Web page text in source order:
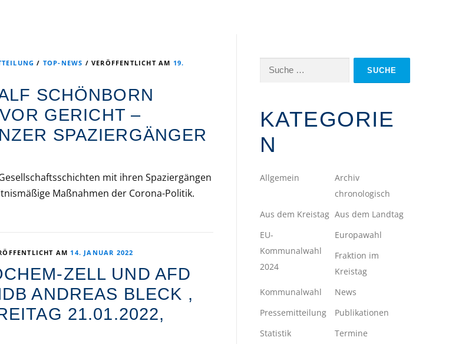
/ TOP-NEWS /VERÖFFENTLICHT AM 19.
SCHÖNBORN
GERICHT –
SPAZIERGÄNGER
mit ihren Spaziergängen
Maßnahmen der Corona-Politik.
AM 14. JANUAR 2022
ZELL UND AFD
ANDREAS BLECK ,
21.01.2022,
Suche
KATEGORIE
N
Allgemein
Archiv
chronologisch
Aus dem Kreistag Aus dem Landtag
EU-
Kommunalwahl
2024
Europawahl
Fraktion im
Kreistag
Kommunalwahl
News
Pressemitteilung
Publikationen
Statistik
Termine